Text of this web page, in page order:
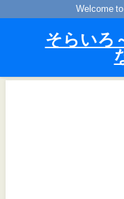
Welcome
そらいろ